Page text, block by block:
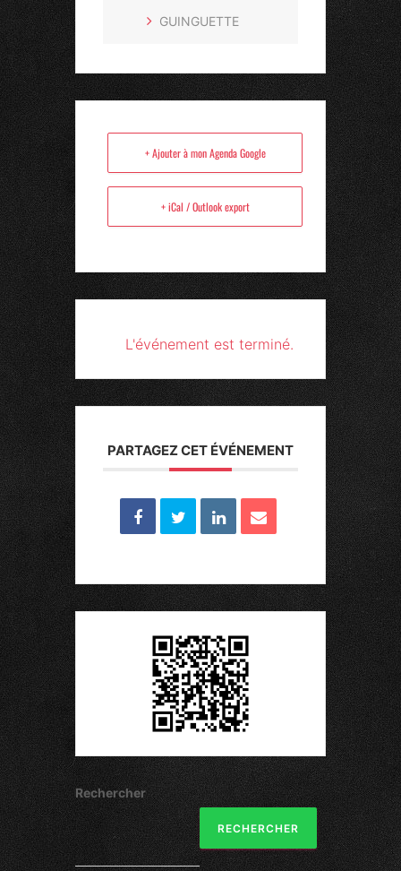
GUINGUETTE
+ Ajouter à mon Agenda Google
+ iCal / Outlook export
L'événement est terminé.
PARTAGEZ CET ÉVÉNEMENT
Rechercher
RECHERCHER